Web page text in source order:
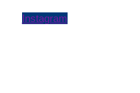
Instagram